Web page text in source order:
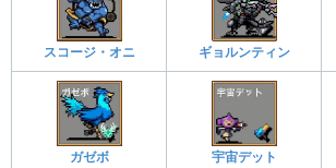
スコージ・オニ ギョルンティン
ガゼボ 宇宙デット